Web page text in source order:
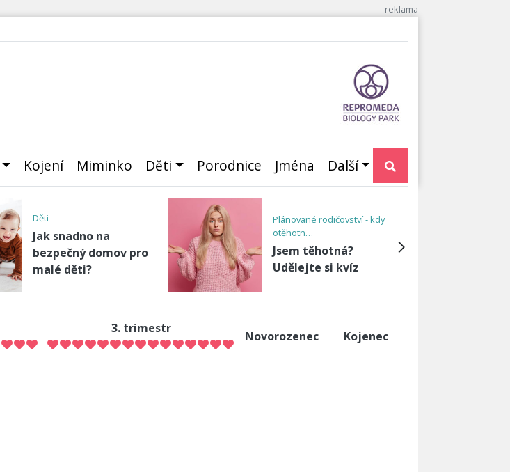
Kojení Miminko Děti Porodnice Jména Další
Děti
Jak snadno na
bezpečný domov pro
malé děti?
Plánované rodičovství - kdy
otěhotn…
Jsem těhotná?
Udělejte si kvíz
3. trimestr
Novorozenec Kojenec